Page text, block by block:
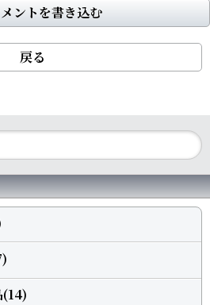
ントを書き込む
戻る
(14)